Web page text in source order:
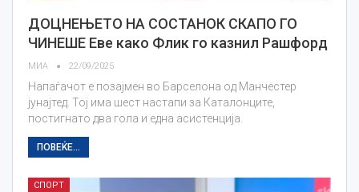
ДОЦНЕЊЕТО НА СОСТАНОК СКАПО ГО
ЧИНЕШЕ Еве како Флик го казнил Рашфорд
МИА 22/09/2025
Напаѓачот е позајмен во Барселона од Манчестер
јунајтед. Тој има шест настапи за Каталонците,
постигнато два гола и една асистенција.
ПОВЕЌЕ...
СПОРТ